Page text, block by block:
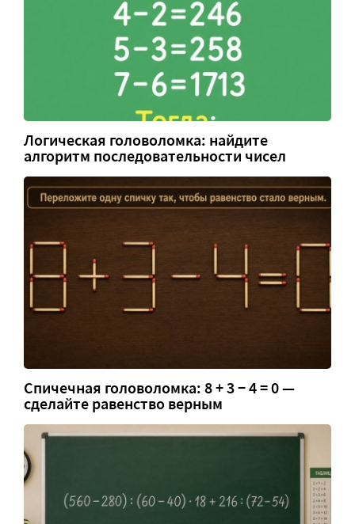
Логическая головоломка: найдите
алгоритм последовательности чисел
Спичечная головоломка: 8 + 3 − 4 = 0 —
сделайте равенство верным